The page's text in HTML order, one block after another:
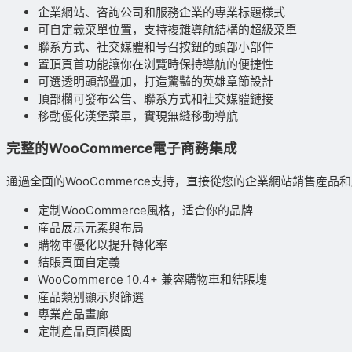
企業網站、咨詢公司和服務企業的專業标題樣式
可自定義菜單位置，支持複雜導航結構的超級菜單
聯系方式、社交媒體和号召按鈕的頭部小部件
置頂頁首功能讓你在浏覽時保持導航的便捷性
可選透明頭部疊加，打造驚豔的英雄章節設計
頂部欄可發布公告、聯系方式和社交媒體鏈接
移動優化漢堡菜單，實現無縫移動導航
完整的WooCommerce電子商務集成
通過全面的WooCommerce支持，直接從您的企業網站銷售産品
定制WooCommerce風格，适合你的品牌
産品展示元素與布局
購物車優化以提升轉化率
結賬頁面自定義
WooCommerce 10.4+ 兼容購物車和結賬塊
産品類别顯示與篩選
專業産品畫廊
定制産品頁面模闆